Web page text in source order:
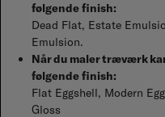
følgende finish:
Dead Flat, Estate
Emulsion.
Når du maler træværk
følgende finish:
Flat Eggshell, Modern
Gloss